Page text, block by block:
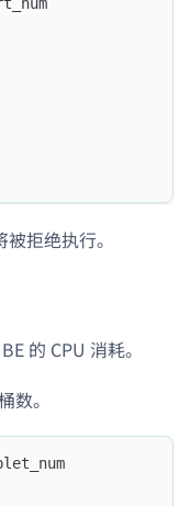
拒绝执行。
的 CPU 消耗。
数。